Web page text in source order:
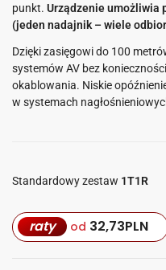
punkt. Urządzenie umożliwia
(jeden nadajnik – wiele
Dzięki zasięgowi do 100
systemów AV bez
okablowania. Niskie
w systemach
Standardowy zestaw 1T1R
raty od 32,73PLN